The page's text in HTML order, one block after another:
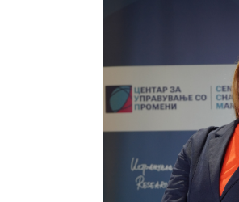
ИСТРАЖУВАЊА